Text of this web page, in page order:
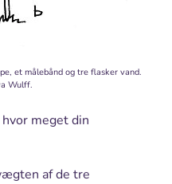
et målebånd og tre flasker vand.
Wulff.
meget din
af de tre